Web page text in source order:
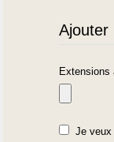
Ajouter
Extensions
Je veux